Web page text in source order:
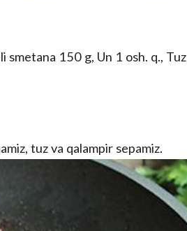
smetana 150 g, Un 1 osh. q., Tuz
tuz va qalampir sepamiz.